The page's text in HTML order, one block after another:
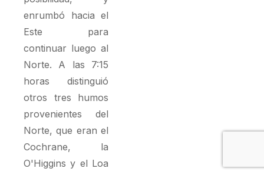
enrumbó hacia el
Este para
continuar luego al
Norte. A las 7:15
horas distinguió
otros tres humos
provenientes del
Norte, que eran el
Cochrane, la
O'Higgins y el Loa